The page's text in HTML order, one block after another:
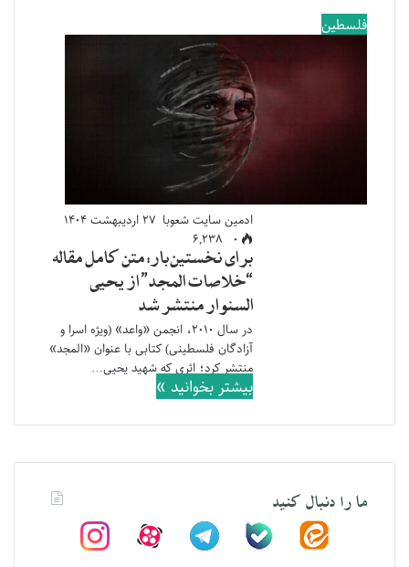
فلسطین
ادمین سایت شعوبا ۲۷ اردیبهشت ۱۴۰۴
۰
برای نخستین‌بار: متن کامل مقاله
“خلاصات المجد” از یحیی
السنوار منتشر شد
در سال ۲۰۱۰، انجمن «واعد» (ویژه اسرا و
آزادگان فلسطینی) کتابی با عنوان «المجد»
منتشر کرد؛ اثری که شهید یحیی…
بیشتر بخوانید »
ما را دنبال کنید